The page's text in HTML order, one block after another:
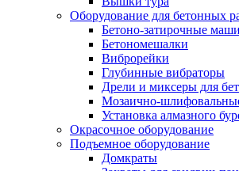
Оборудование для бетонных
Бетоно-затирочные
Бетономешалки
Виброрейки
Глубинные вибраторы
Дрели и миксеры для
Мозаично-
Установка алмазного
Окрасочное оборудование
Подъемное оборудование
Домкраты